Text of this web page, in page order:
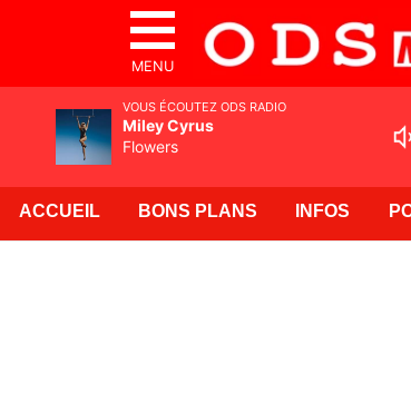
MENU
ACCUEIL BONS PLANS INFOS
VOUS ÉCOUTEZ ODS RADIO
Miley Cyrus
Flowers